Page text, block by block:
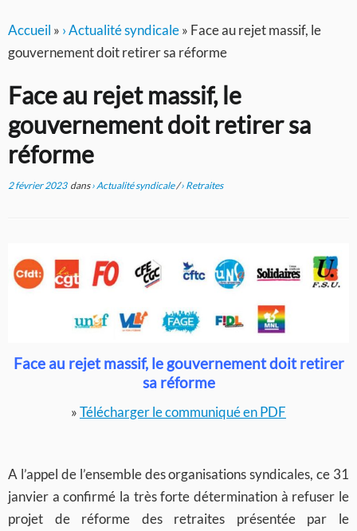
Accueil » › Actualité syndicale» Face au rejet massif, le
gouvernement doit retirer sa réforme
Face au rejet massif, le
gouvernement doit retirer sa
réforme
2 février 2023dans› Actualité syndicale/› Retraites
Face au rejet massif, le gouvernement doit retirer
sa réforme
»Télécharger le communiqué en PDF
A l’appel de l’ensemble des organisations syndicales, ce 31
janvier a confirmé la très forte détermination à refuser le
projet de réforme des retraites présentée par le